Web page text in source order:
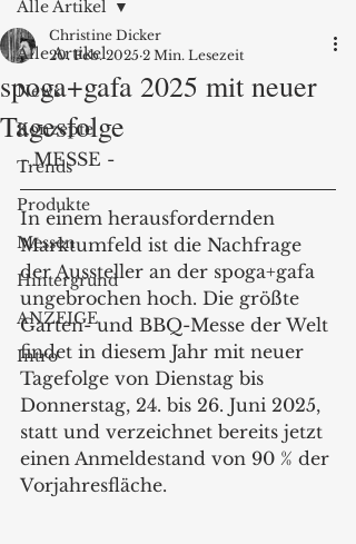
Alle Artikel
News
Konzepte
Trends
Produkte
Messen
Hintergrund
ANZEIGE
Intro
Alle Artikel
spoga+gafa 2025 mit neuer
Tagesfolge
Christine Dicker
20. Feb. 2025 2 Min. Lesezeit
- MESSE -
In einem herausfordernden
Marktumfeld ist die Nachfrage
der Aussteller an der spoga+gafa
ungebrochen hoch. Die größte
Garten- und BBQ-Messe der Welt
findet in diesem Jahr mit neuer
Tagefolge von Dienstag bis
Donnerstag, 24. bis 26. Juni 2025,
statt und verzeichnet bereits jetzt
einen Anmeldestand von 90 % der
Vorjahresfläche.